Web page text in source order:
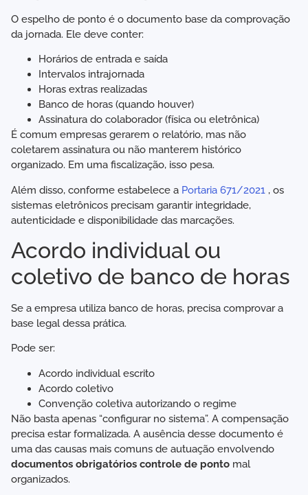
O espelho de ponto é o documento base da comprovação
da jornada. Ele deve conter:
Horários de entrada e saída
Intervalos intrajornada
Horas extras realizadas
Banco de horas (quando houver)
Assinatura do colaborador (física ou eletrônica)
É comum empresas gerarem o relatório, mas não
coletarem assinatura ou não manterem histórico
organizado. Em uma fiscalização, isso pesa.
Além disso, conforme estabelece a Portaria 671/2021 , os
sistemas eletrônicos precisam garantir integridade,
autenticidade e disponibilidade das marcações.
Acordo individual ou
coletivo de banco de horas
Se a empresa utiliza banco de horas, precisa comprovar a
base legal dessa prática.
Pode ser:
Acordo individual escrito
Acordo coletivo
Convenção coletiva autorizando o regime
Não basta apenas “configurar no sistema”. A compensação
precisa estar formalizada. A ausência desse documento é
uma das causas mais comuns de autuação envolvendo
documentos obrigatórios controle de ponto mal
organizados.